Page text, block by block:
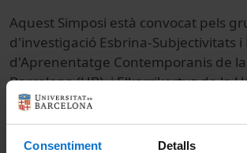
Consentiment Detalls
Aquest Simposi està convocat pels
d'investigació Esbrina-Subjectivitats i
d'Aprenentatge Contemporanis de
Barcelona (UB), i Elkarrikertuz de la
País Vasc, que es porta a terme a la
Belles Arts de la UB els dies 21 i 22
2013.